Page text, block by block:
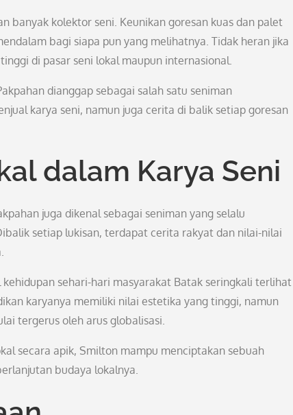
banyak kolektor seni. Keunikan goresan kuas dan palet
bagi siapa pun yang melihatnya. Tidak heran jika
di pasar seni lokal maupun internasional.
dianggap sebagai salah satu seniman
karya seni, namun juga cerita di balik setiap goresan
dalam Karya Seni
juga dikenal sebagai seniman yang selalu
setiap lukisan, terdapat cerita rakyat dan nilai-nilai
sehari-hari masyarakat Batak seringkali terlihat
karyanya memiliki nilai estetika yang tinggi, namun
tergerus oleh arus globalisasi.
secara apik, Smilton mampu menciptakan sebuah
budaya lokalnya.